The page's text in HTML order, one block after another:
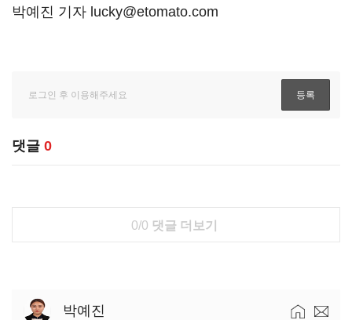
박예진 기자 lucky@etomato.com
댓글 0
0/0 댓글 더보기
박예진